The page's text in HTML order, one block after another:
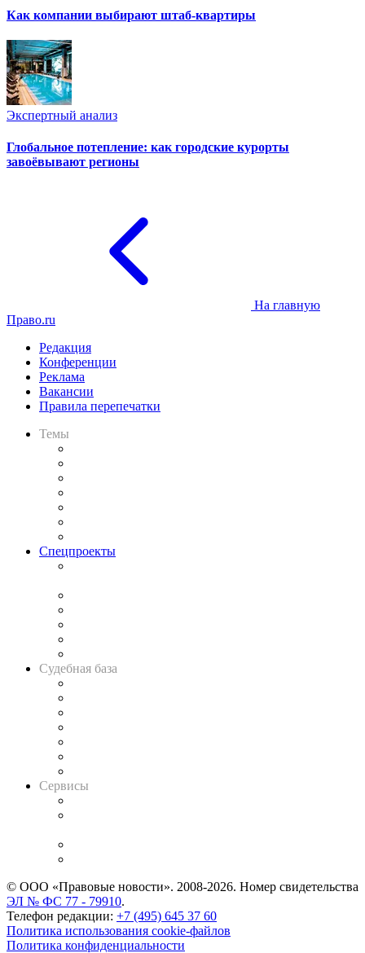
Как компании выбирают штаб-квартиры
Экспертный анализ
Глобальное потепление: как городские курорты
завоёвывают регионы
На главную
Право.ru
Редакция
Конференции
Реклама
Вакансии
Правила перепечатки
Темы
Спецпроекты
Судебная база
Сервисы
© ООО «Правовые новости». 2008-2026. Номер свидетельства
ЭЛ № ФС 77 - 79910.
Телефон редакции: +7 (495) 645 37 60
Политика использования cookie-файлов
Политика конфиденциальности